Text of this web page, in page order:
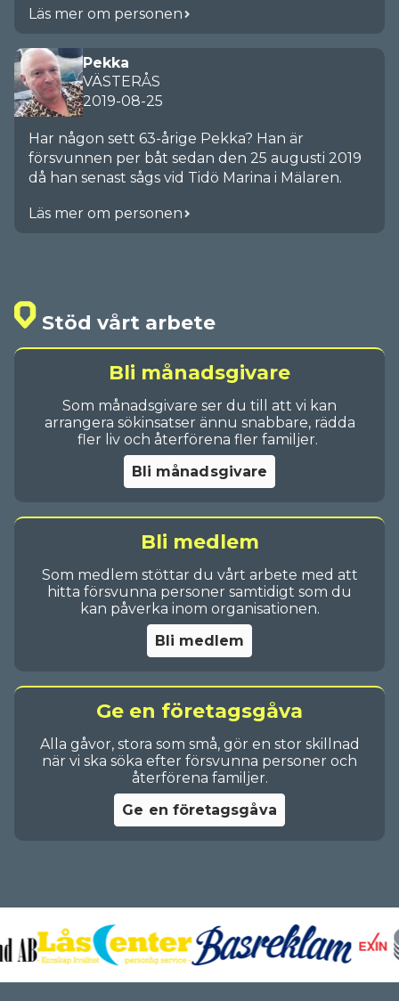
Läs mer om personen
Pekka
VÄSTERÅS
2019-08-25
Har någon sett 63-årige Pekka? Han är
försvunnen per båt sedan den 25 augusti 2019
då han senast sågs vid Tidö Marina i Mälaren.
Läs mer om personen
Stöd vårt arbete
Bli månadsgivare
Som månadsgivare ser du till att vi kan
arrangera sökinsatser ännu snabbare, rädda
fler liv och återförena fler familjer.
Bli månadsgivare
Bli medlem
Som medlem stöttar du vårt arbete med att
hitta försvunna personer samtidigt som du
kan påverka inom organisationen.
Bli medlem
Ge en företagsgåva
Alla gåvor, stora som små, gör en stor skillnad
när vi ska söka efter försvunna personer och
återförena familjer.
Ge en företagsgåva